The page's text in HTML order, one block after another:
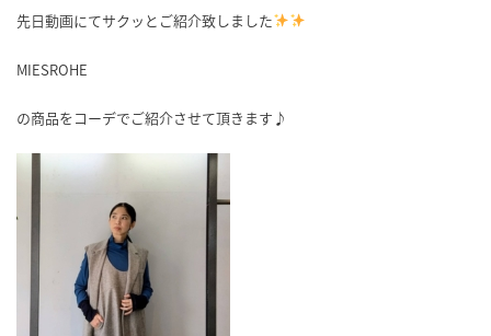
先日動画にてサクッとご紹介致しました
MIESROHE
の商品をコーデでご紹介させて頂きます♪